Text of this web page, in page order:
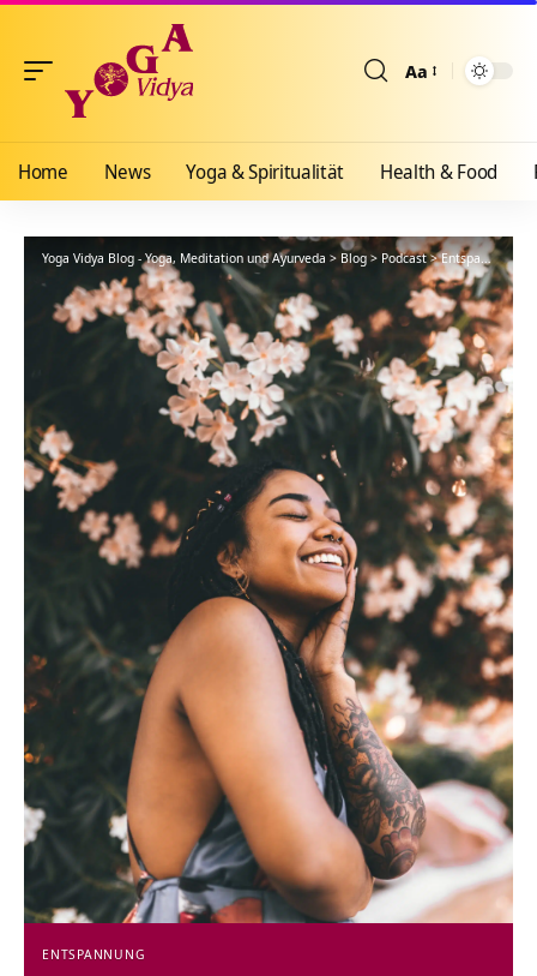
Aa
Home News Yoga & Spiritualität Health & Food
Yoga Vidya Blog - Yoga, Meditation und Ayurveda > Blog > Podcast>Entspannung
ENTSPANNUNG